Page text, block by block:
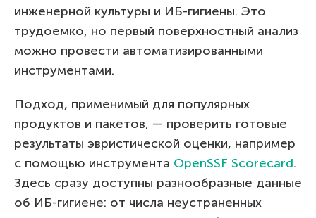
инженерной культуры и ИБ-гигиены. Это
трудоемко, но первый поверхностный анализ
можно провести автоматизированными
инструментами.
Подход, применимый для популярных
продуктов и пакетов, — проверить готовые
результаты эвристической оценки, например
с помощью инструмента OpenSSF Scorecard.
Здесь сразу доступны разнообразные данные
об ИБ-гигиене: от числа неустраненных